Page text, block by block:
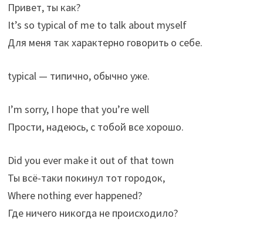
Привет, ты как?
It’s so typical of me to talk about myself
Для меня так характерно говорить о себе.
typical — типично, обычно уже.
I’m sorry, I hope that you’re well
Прости, надеюсь, с тобой все хорошо.
Did you ever make it out of that town
Ты всё-таки покинул тот городок,
Where nothing ever happened?
Где ничего никогда не происходило?